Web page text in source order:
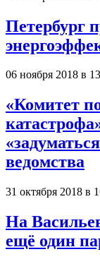
Петербург
06 ноября 2018 в
«Комитет
ведомства
31 октября 2018 в
На
ещё один